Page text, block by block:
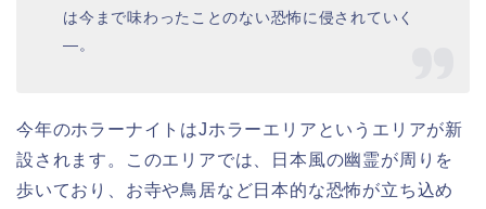
は今まで味わったことのない恐怖に侵されていく
―。
今年のホラーナイトはJホラーエリアというエリアが新
設されます。このエリアでは、日本風の幽霊が周りを
歩いており、お寺や鳥居など日本的な恐怖が立ち込め